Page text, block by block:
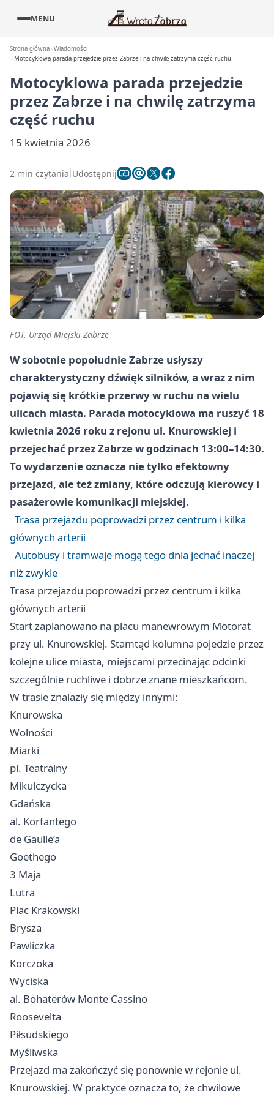
MENU
Strona główna Wiadomości
Motocyklowa parada przejedzie przez Zabrze i na chwilę zatrzyma część ruchu
Motocyklowa parada przejedzie
przez Zabrze i na chwilę zatrzyma
część ruchu
15 kwietnia 2026
2 min czytania Udostępnij
FOT. Urząd Miejski Zabrze
W sobotnie popołudnie Zabrze usłyszy
charakterystyczny dźwięk silników, a wraz z nim
pojawią się krótkie przerwy w ruchu na wielu
ulicach miasta. Parada motocyklowa ma ruszyć 18
kwietnia 2026 roku z rejonu ul. Knurowskiej i
przejechać przez Zabrze w godzinach 13:00–14:30.
To wydarzenie oznacza nie tylko efektowny
przejazd, ale też zmiany, które odczują kierowcy i
pasażerowie komunikacji miejskiej.
Trasa przejazdu poprowadzi przez centrum i kilka
głównych arterii
Autobusy i tramwaje mogą tego dnia jechać inaczej
niż zwykle
Trasa przejazdu poprowadzi przez centrum i kilka
głównych arterii
Start zaplanowano na placu manewrowym Motorat
przy ul. Knurowskiej. Stamtąd kolumna pojedzie przez
kolejne ulice miasta, miejscami przecinając odcinki
szczególnie ruchliwe i dobrze znane mieszkańcom.
W trasie znalazły się między innymi:
Knurowska
Wolności
Miarki
pl. Teatralny
Mikulczycka
Gdańska
al. Korfantego
de Gaulle’a
Goethego
3 Maja
Lutra
Plac Krakowski
Brysza
Pawliczka
Korczoka
Wyciska
al. Bohaterów Monte Cassino
Roosevelta
Piłsudskiego
Myśliwska
Przejazd ma zakończyć się ponownie w rejonie ul.
Knurowskiej. W praktyce oznacza to, że chwilowe